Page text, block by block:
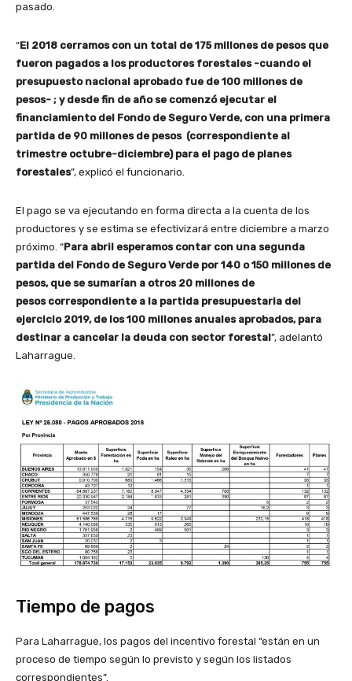
pasado.
“El 2018 cerramos con un total de 175 millones de pesos que
fueron pagados a los productores forestales -cuando el
presupuesto nacional aprobado fue de 100 millones de
pesos- ; y desde fin de año se comenzó ejecutar el
financiamiento del Fondo de Seguro Verde, con una primera
partida de 90 millones de pesos (correspondiente al
trimestre octubre-diciembre) para el pago de planes
forestales”, explicó el funcionario.
El pago se va ejecutando en forma directa a la cuenta de los
productores y se estima se efectivizará entre diciembre a marzo
próximo. “Para abril esperamos contar con una segunda
partida del Fondo de Seguro Verde por 140 o 150 millones de
pesos, que se sumarían a otros 20 millones de
pesos correspondiente a la partida presupuestaria del
ejercicio 2019, de los 100 millones anuales aprobados, para
destinar a cancelar la deuda con sector forestal”, adelantó
Laharrague.
Tiempo de pagos
Para Laharrague, los pagos del incentivo forestal “están en un
proceso de tiempo según lo previsto y según los listados
correspondientes”.